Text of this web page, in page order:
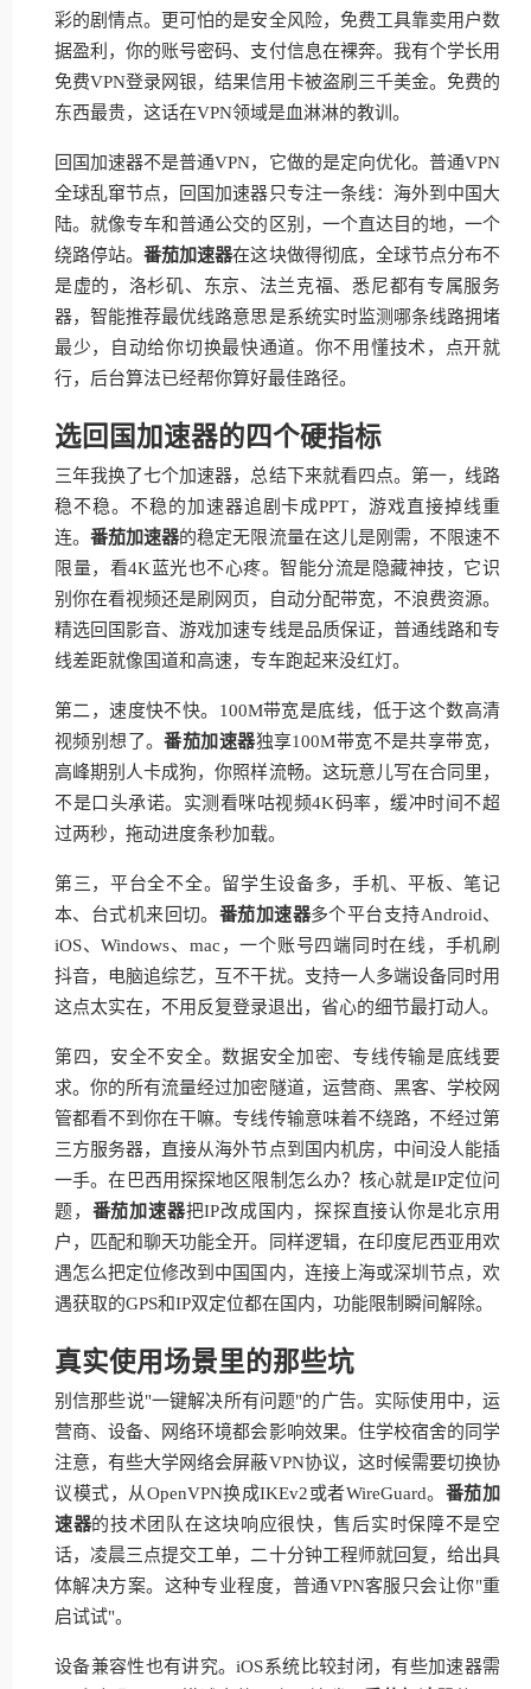
彩的剧情点。更可怕的是安全风险，免费工具靠卖用户数
据盈利，你的账号密码、支付信息在裸奔。我有个学长用
免费VPN登录网银，结果信用卡被盗刷三千美金。免费的
东西最贵，这话在VPN领域是血淋淋的教训。
回国加速器不是普通VPN，它做的是定向优化。普通VPN
全球乱窜节点，回国加速器只专注一条线：海外到中国大
陆。就像专车和普通公交的区别，一个直达目的地，一个
绕路停站。番茄加速器在这块做得彻底，全球节点分布不
是虚的，洛杉矶、东京、法兰克福、悉尼都有专属服务
器，智能推荐最优线路意思是系统实时监测哪条线路拥堵
最少，自动给你切换最快通道。你不用懂技术，点开就
行，后台算法已经帮你算好最佳路径。
选回国加速器的四个硬指标
三年我换了七个加速器，总结下来就看四点。第一，线路
稳不稳。不稳的加速器追剧卡成PPT，游戏直接掉线重
连。番茄加速器的稳定无限流量在这儿是刚需，不限速不
限量，看4K蓝光也不心疼。智能分流是隐藏神技，它识
别你在看视频还是刷网页，自动分配带宽，不浪费资源。
精选回国影音、游戏加速专线是品质保证，普通线路和专
线差距就像国道和高速，专车跑起来没红灯。
第二，速度快不快。100M带宽是底线，低于这个数高清
视频别想了。番茄加速器独享100M带宽不是共享带宽，
高峰期别人卡成狗，你照样流畅。这玩意儿写在合同里，
不是口头承诺。实测看咪咕视频4K码率，缓冲时间不超
过两秒，拖动进度条秒加载。
第三，平台全不全。留学生设备多，手机、平板、笔记
本、台式机来回切。 番茄加速器多个平台支持Android、
iOS、Windows、mac，一个账号四端同时在线，手机刷
抖音，电脑追综艺，互不干扰。支持一人多端设备同时用
这点太实在，不用反复登录退出，省心的细节最打动人。
第四，安全不安全。数据安全加密、专线传输是底线要
求。你的所有流量经过加密隧道，运营商、黑客、学校网
管都看不到你在干嘛。专线传输意味着不绕路，不经过第
三方服务器，直接从海外节点到国内机房，中间没人能插
一手。在巴西用探探地区限制怎么办？核心就是IP定位问
题， 番茄加速器把IP改成国内，探探直接认你是北京用
户，匹配和聊天功能全开。同样逻辑，在印度尼西亚用欢
遇怎么把定位修改到中国国内，连接上海或深圳节点，欢
遇获取的GPS和IP双定位都在国内，功能限制瞬间解除。
真实使用场景里的那些坑
别信那些说"一键解决所有问题"的广告。实际使用中，运
营商、设备、网络环境都会影响效果。住学校宿舍的同学
注意，有些大学网络会屏蔽VPN协议，这时候需要切换协
议模式，从OpenVPN换成IKEv2或者WireGuard。 番茄加
速器的技术团队在这块响应很快，售后实时保障不是空
话，凌晨三点提交工单，二十分钟工程师就回复，给出具
体解决方案。这种专业程度，普通VPN客服只会让你"重
启试试"。
设备兼容性也有讲究。iOS系统比较封闭，有些加速器需